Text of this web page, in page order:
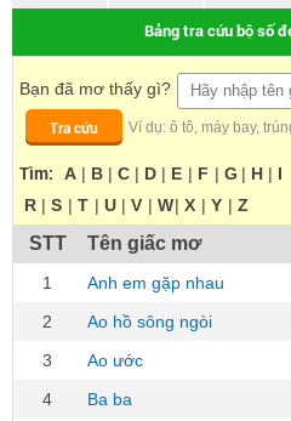
Bảng tra cứu bộ số
Bạn đã mơ thấy gì?
Tra cứu
Ví dụ: ô tô, máy bay,
Tìm: A | B | C | D | E | F | G | H | I
R | S | T | U | V | W| X | Y | Z
STT Tên giấc mơ
1 Anh em gặp nhau
2
Ao hồ sông ngòi
3
Ao ước
4
Ba ba